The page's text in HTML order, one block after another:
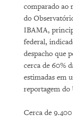
comparado ao
do
IBAMA,
federal,
despacho que
cerca de 60%
estimadas em
reportagem do
Cerca de